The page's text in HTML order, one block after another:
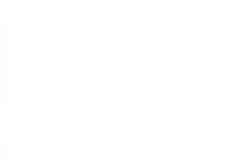
2· Lokportaits
2· Private